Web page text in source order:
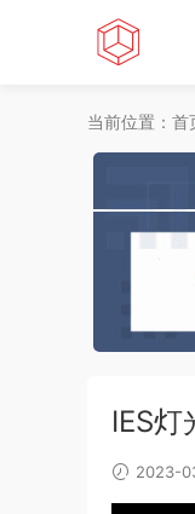
当前位置： 首
IES灯
2023-